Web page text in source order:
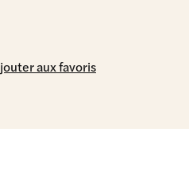
aux favoris